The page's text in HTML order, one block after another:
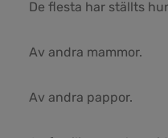
De flesta har ställts
Av andra mammor.
Av andra pappor.